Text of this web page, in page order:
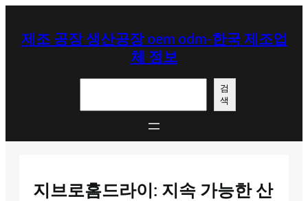
제조 공장 생산공장 oem odm-한국 제조업
체 정보
검
색
지브로홈드라이: 지속 가능한 산